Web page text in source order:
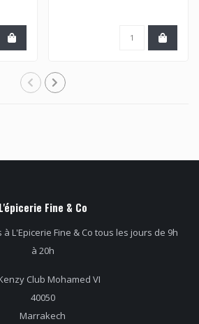
L'épicerie Fine & Co
L'Epicerie Fine & Co tous les jours de 9h
à 20h
Club Mohamed VI
40050
Marrakech